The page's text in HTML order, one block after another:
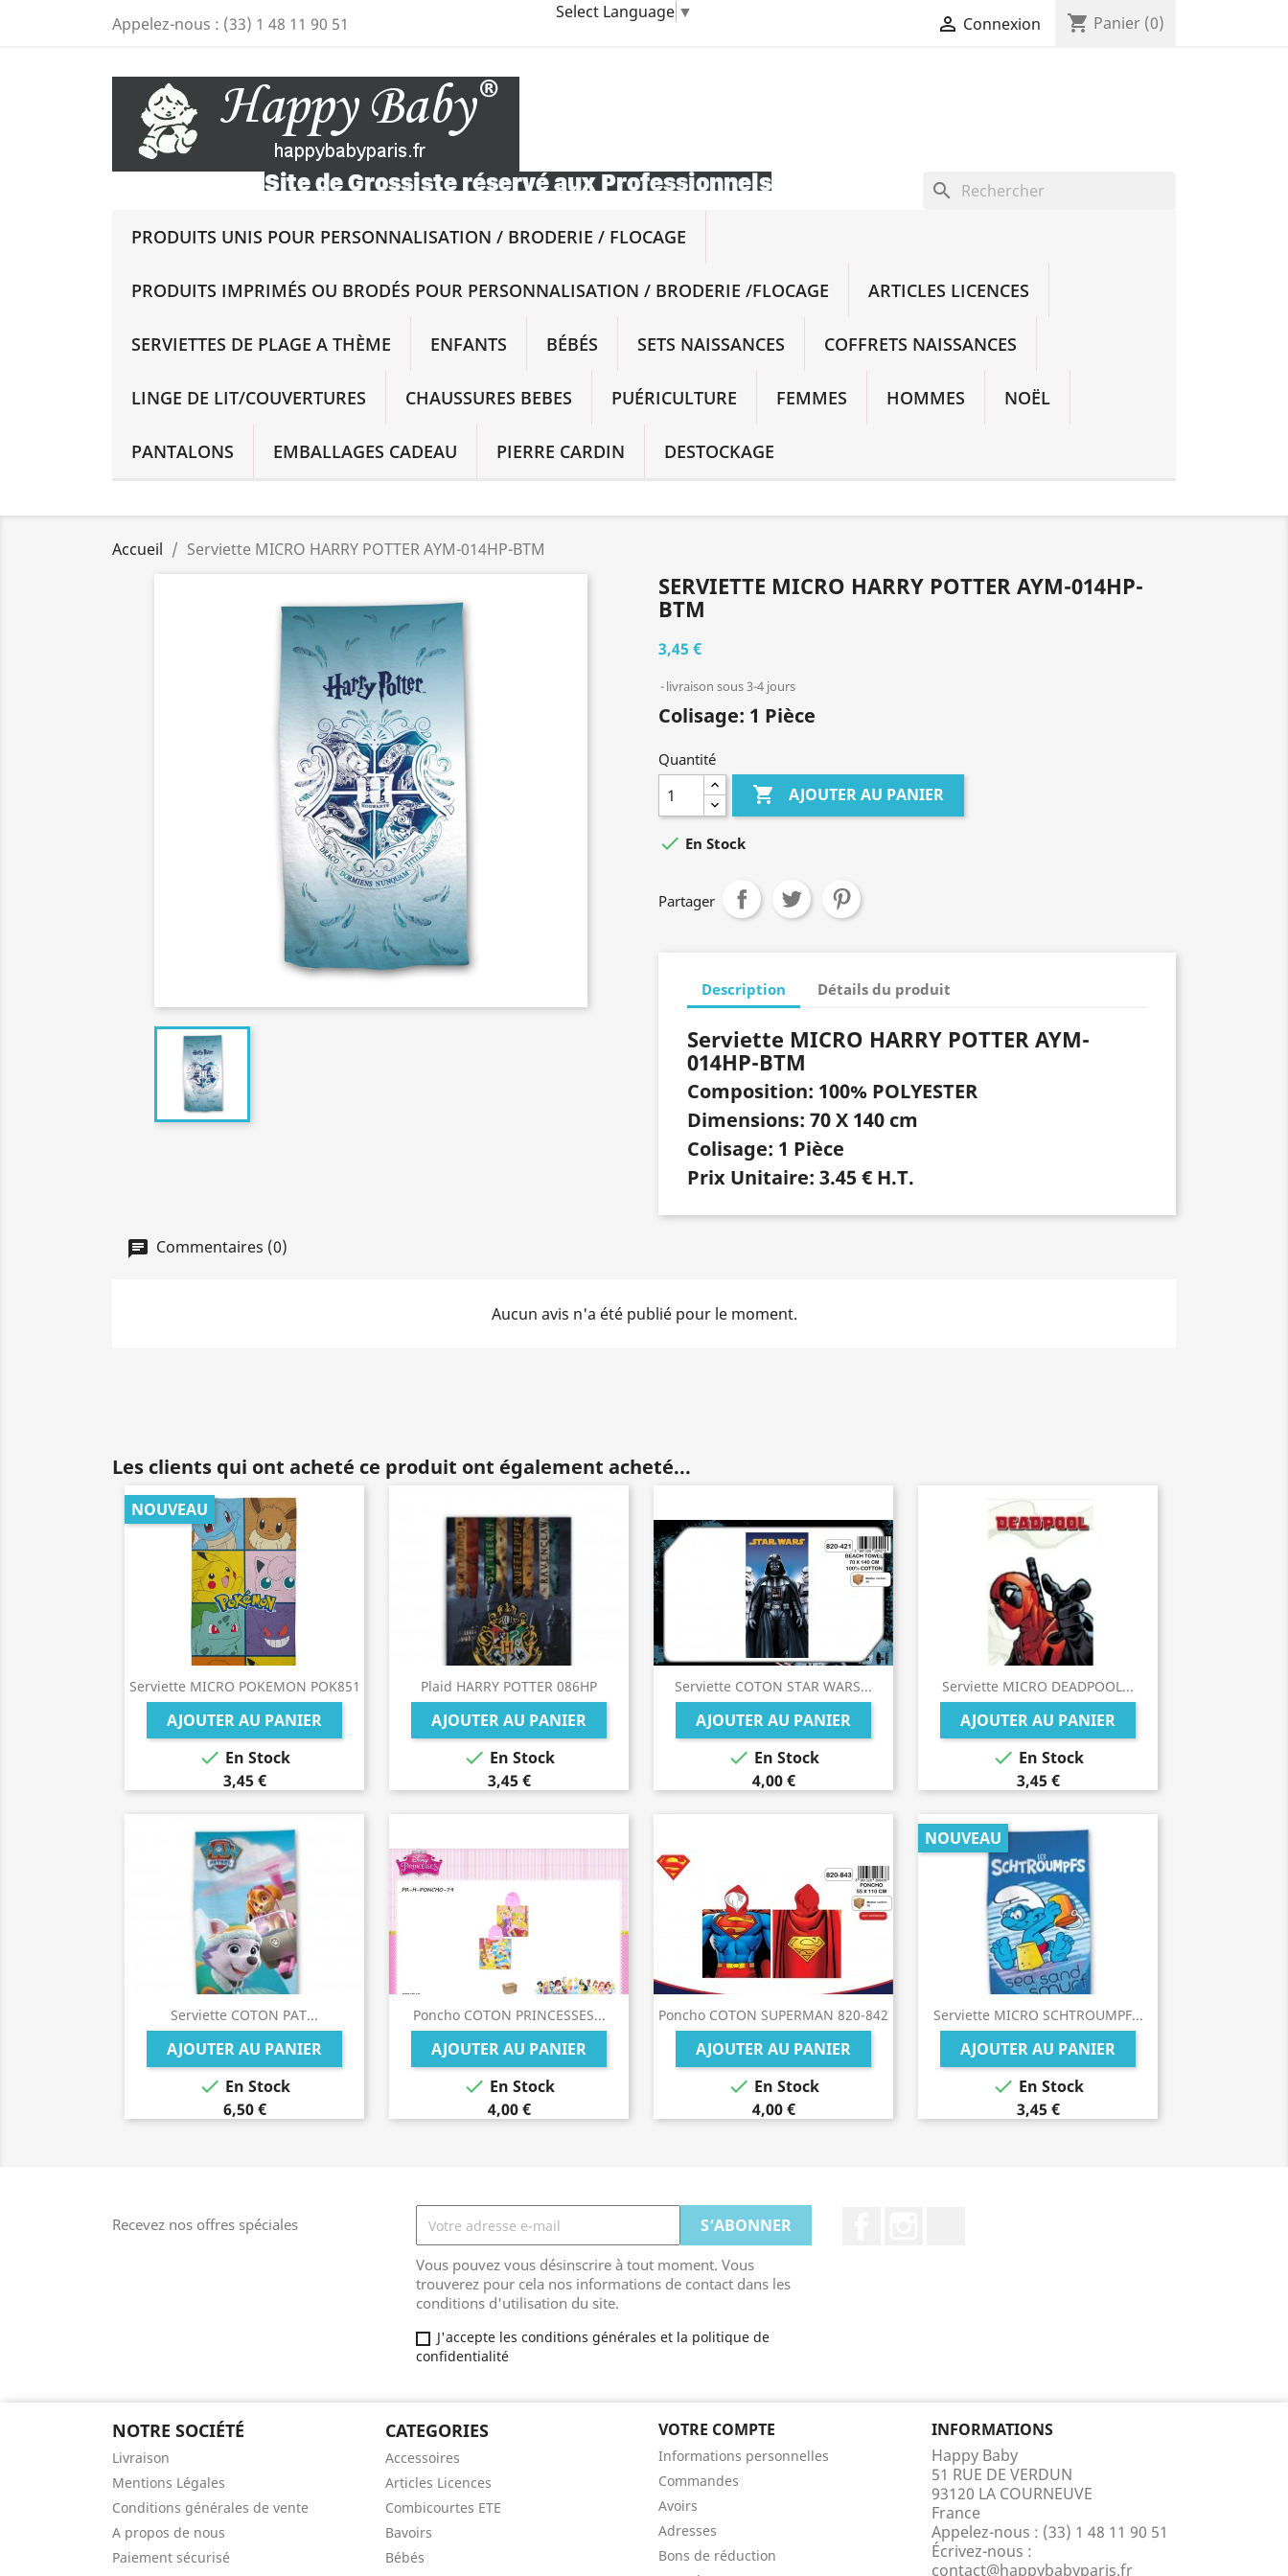
Select Language ▼
Appelez-nous : (33) 1 48 11 90 51  Connexion shopping_cart Panier (0)
search
PRODUITS UNIS POUR PERSONNALISATION / BRODERIE / FLOCAGE
PRODUITS IMPRIMÉS OU BRODÉS POUR PERSONNALISATION / BRODERIE /FLOCAGE ARTICLES LICENCES
SERVIETTES DE PLAGE A THÈME ENFANTS BÉBÉS SETS NAISSANCES COFFRETS NAISSANCES
LINGE DE LIT/COUVERTURES CHAUSSURES BEBES PUÉRICULTURE FEMMES HOMMES NOËL
PANTALONS EMBALLAGES CADEAU PIERRE CARDIN DESTOCKAGE
Accueil Serviette MICRO HARRY POTTER AYM-014HP-BTM
SERVIETTE MICRO HARRY POTTER AYM-014HP-
BTM
3,45 €
livraison sous 3-4 jours
Colisage: 1 Pièce
Quantité
 AJOUTER AU PANIER
 En Stock
Partager
Description Détails du produit
Serviette MICRO HARRY POTTER AYM-
014HP-BTM
Composition: 100% POLYESTER
Dimensions: 70 X 140 cm
Colisage: 1 Pièce
Prix Unitaire: 3.45 € H.T.
Commentaires (0)
Aucun avis n'a été publié pour le moment.
Les clients qui ont acheté ce produit ont également acheté...
Serviette MICRO POKEMON POK851
AJOUTER AU PANIER
 En Stock
3,45 €
NOUVEAU
Plaid HARRY POTTER 086HP
AJOUTER AU PANIER
 En Stock
3,45 €
Serviette COTON STAR WARS...
AJOUTER AU PANIER
 En Stock
4,00 €
Serviette MICRO DEADPOOL...
AJOUTER AU PANIER
 En Stock
3,45 €
Serviette COTON PAT...
AJOUTER AU PANIER
 En Stock
6,50 €
Poncho COTON PRINCESSES...
AJOUTER AU PANIER
 En Stock
4,00 €
Poncho COTON SUPERMAN 820-842
AJOUTER AU PANIER
 En Stock
4,00 €
Serviette MICRO SCHTROUMPF...
AJOUTER AU PANIER
 En Stock
3,45 €
NOUVEAU
Recevez nos offres spéciales
Vous pouvez vous désinscrire à tout moment. Vous
trouverez pour cela nos informations de contact dans les
conditions d'utilisation du site.
J'accepte les conditions générales et la politique de
confidentialité
NOTRE SOCIÉTÉ
Livraison
Mentions Légales
Conditions générales de vente
A propos de nous
Paiement sécurisé
CATEGORIES
Accessoires
Articles Licences
Combicourtes ETE
Bavoirs
Bébés
VOTRE COMPTE
Informations personnelles
Commandes
Avoirs
Adresses
Bons de réduction
INFORMATIONS
Happy Baby
51 RUE DE VERDUN
93120 LA COURNEUVE
France
Appelez-nous : (33) 1 48 11 90 51
Écrivez-nous :
contact@happybabyparis.fr